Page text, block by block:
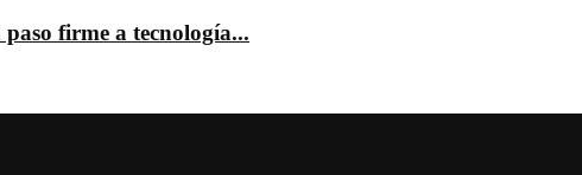
firme a tecnología...